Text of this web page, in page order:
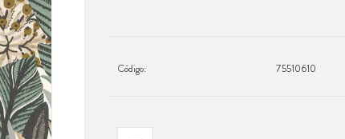
Código: 75510610